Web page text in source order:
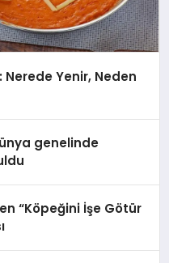
Nerede Yenir, Neden
genelinde
“Köpeğini İşe Götür